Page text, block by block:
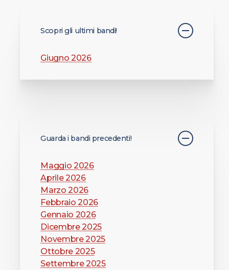
Scopri gli ultimi bandi!
Giugno 2026
Guarda i bandi precedenti!
Maggio 2026
Aprile 2026
Marzo 2026
Febbraio 2026
Gennaio 2026
Dicembre 2025
Novembre 2025
Ottobre 2025
Settembre 2025